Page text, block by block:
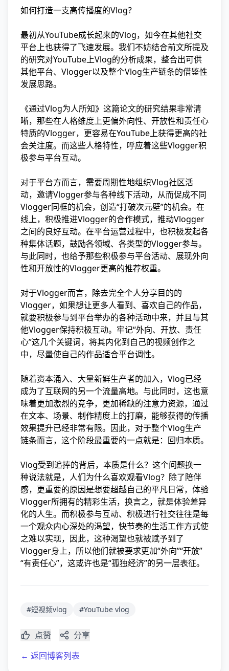
如何打造一支高传播度的Vlog？
最初从YouTube成长起来的Vlog，如今在其他社交
平台上也获得了飞速发展。我们不妨结合前文所提及
的研究对YouTube上Vlog的分析成果，整合出可供
其他平台、Vlogger以及整个Vlog生产链条的借鉴性
发展思路。
《通过Vlog为人所知》这篇论文的研究结果非常清
晰，那些在人格维度上更偏外向性、开放性和责任心
特质的Vlogger，更容易在YouTube上获得更高的社
会关注度。而这些人格特性，呼应着这些Vlogger积
极参与平台互动。
对于平台方而言，需要周期性地组织Vlog社区活
动，邀请Vlogger参与各种线下活动，从而促成不同
Vlogger同框的机会，创造“打破次元壁”的机会。在
线上，积极推进Vlogger的合作模式，推动Vlogger
之间的良好互动。在平台运营过程中，也积极发起各
种集体话题，鼓励各领域、各类型的Vlogger参与。
与此同时，也给予那些积极参与平台活动、展现外向
性和开放性的Vlogger更高的推荐权重。
对于Vlogger而言，除去完全个人分享目的的
Vlogger，如果想让更多人看到、喜欢自己的作品，
就要积极参与到平台举办的各种活动中来，并且与其
他Vlogger保持积极互动。牢记“外向、开放、责任
心”这几个关键词，将其内化到自己的视频创作之
中，尽量使自己的作品适合平台调性。
随着资本涌入、大量新鲜生产者的加入，Vlog已经
成为了互联网的另一个流量高地。与此同时，这也意
味着更加激烈的竞争，更加稀缺的注意力资源，通过
在文本、场景、制作精度上的打磨，能够获得的传播
效果提升已经非常有限。因此，对于整个Vlog生产
链条而言，这个阶段最重要的一点就是：回归本质。
Vlog受到追捧的背后，本质是什么？这个问题换一
种说法就是，人们为什么喜欢观看Vlog？除了陪伴
感，更重要的原因是想要超越自己的平凡日常，体验
Vlogger所拥有的精彩生活，换言之，就是体验差异
化的人生。而积极参与互动、积极进行社交往往是每
一个观众内心深处的渴望，快节奏的生活工作方式使
之难以实现，因此，这种渴望也就被赋予到了
Vlogger身上，所以他们就被要求更加“外向”“开放”
“有责任心”，这或许也是“孤独经济”的另一层表征。
#短视频vlog #YouTube vlog
点赞
分享
← 返回博客列表